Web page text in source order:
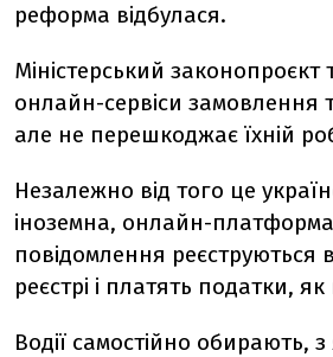
реформа відбулася.
Міністерський законопроєкт
онлайн-сервіси замовлення
але не перешкоджає їхній
Незалежно від того це
іноземна, онлайн-
повідомлення реєструються
реєстрі і платять податки, як
Водії самостійно обирають,